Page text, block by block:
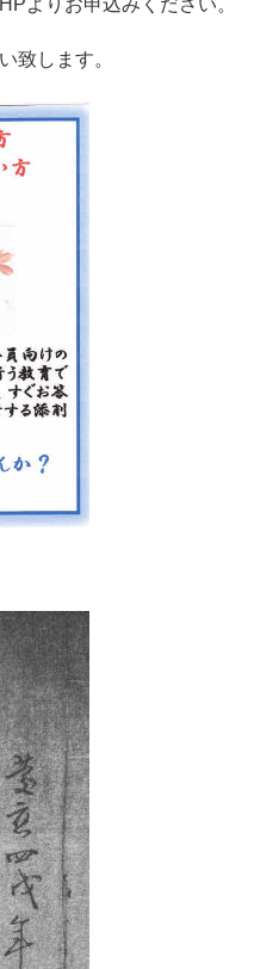
よりお申込みください。
致します。